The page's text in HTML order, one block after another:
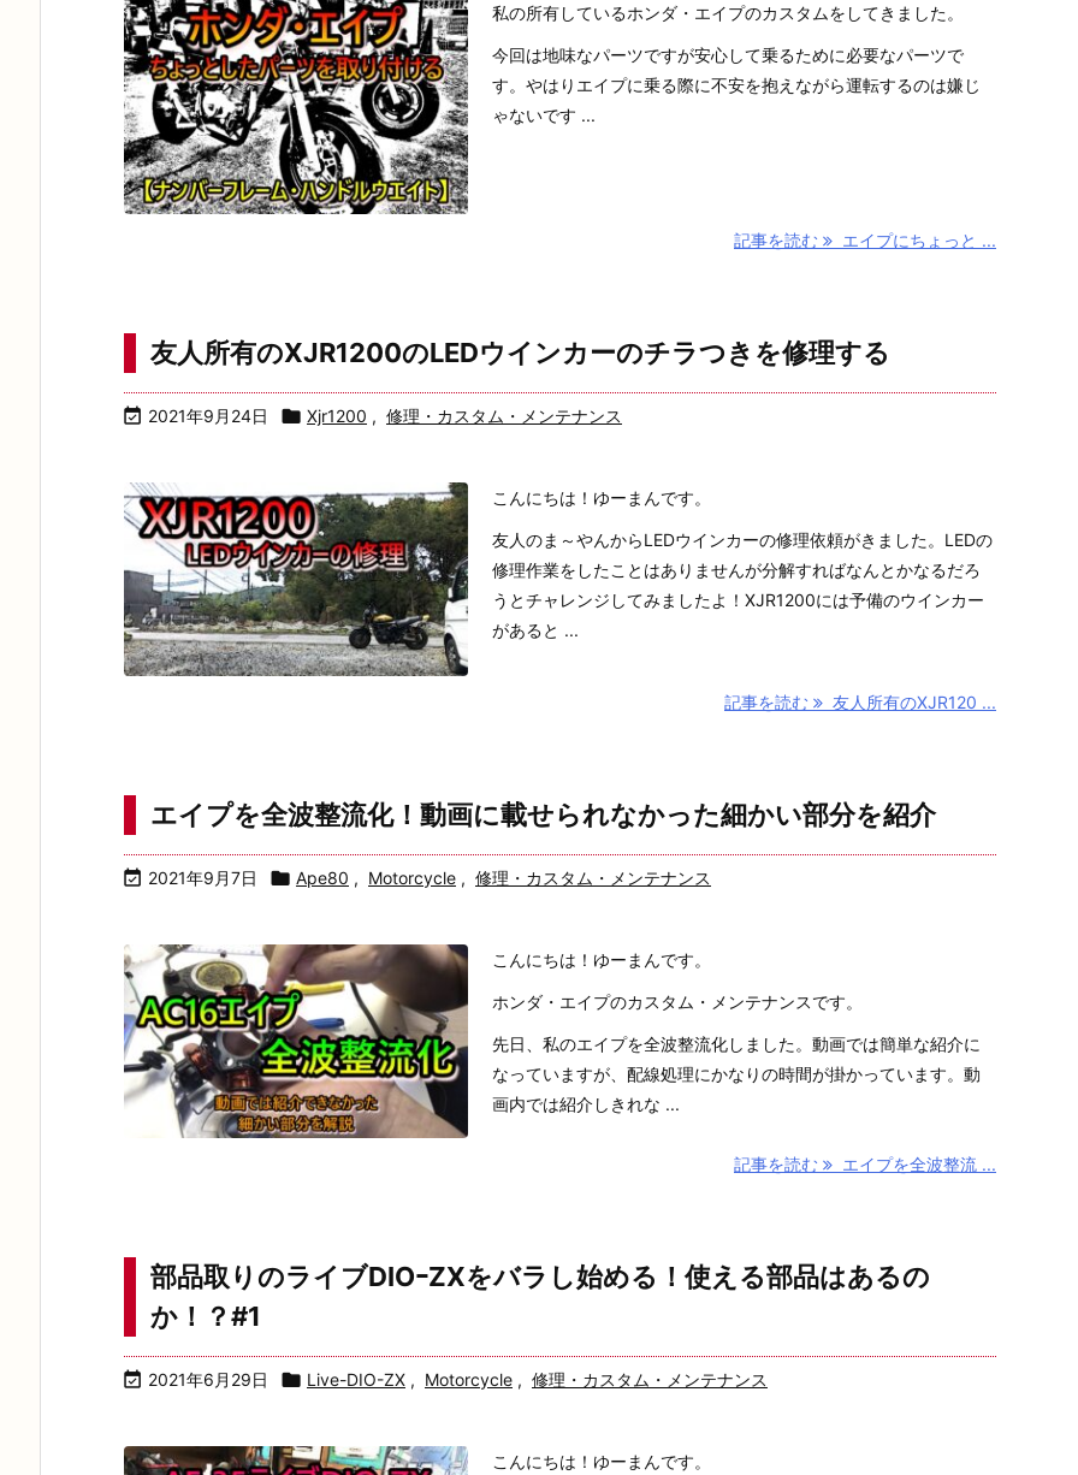
私の所有しているホンダ・エイプのカスタムをしてきました。
今回は地味なパーツですが安心して乗るために必要なパーツで
す。やはりエイプに乗る際に不安を抱えながら運転するのは嫌じ
ゃないです ...
記事を読む エイプにちょっと ...
友人所有のXJR1200のLEDウインカーのチラつきを修理する
 2021年9月24日  Xjr1200 , 修理・カスタム・メンテナンス
こんにちは！ゆーまんです。
友人のま～やんからLEDウインカーの修理依頼がきました。LEDの
修理作業をしたことはありませんが分解すればなんとかなるだろ
うとチャレンジしてみましたよ！XJR1200には予備のウインカー
があると ...
記事を読む 友人所有のXJR120 ...
エイプを全波整流化！動画に載せられなかった細かい部分を紹介
 2021年9月7日  Ape80 , Motorcycle , 修理・カスタム・メンテナンス
こんにちは！ゆーまんです。
ホンダ・エイプのカスタム・メンテナンスです。
先日、私のエイプを全波整流化しました。動画では簡単な紹介に
なっていますが、配線処理にかなりの時間が掛かっています。動
画内では紹介しきれな ...
記事を読む エイプを全波整流 ...
部品取りのライブDIOｰZXをバラし始める！使える部品はあるの
か！？#1
 2021年6月29日  Live-DIO-ZX , Motorcycle , 修理・カスタム・メンテナンス
こんにちは！ゆーまんです。